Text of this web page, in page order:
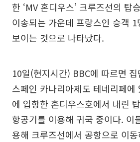
한 ‘MV 혼디우스’ 크루즈선의 탑
이송되는 가운데 프랑스인 승객
보이는 것으로 나타났다.
10일(현지시간) BBC에 따르면
스페인 카나리아제도 테네리페에
에 입항한 혼디우스호에서 내린
항공기를 이용해 귀국 중이다. 이
용해 크루즈선에서 공항으로 이